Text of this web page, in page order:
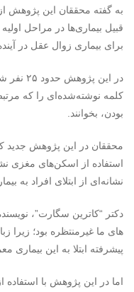
به گفته محققان این پژوهش
قبیل بیماری‌ها در مراحل
برای بیماری زوال عقل در
در این
کلمه نوشته‌شده‌ای را که
بودن، بخوانند.
استفاده از اسکن‌های مغزی
نشانه‌ای از ابتلای افراد به
دکتر “کاترین سگارت”،
های ما غیرمنتظره بود؛ زیرا
پیشرفته ابتلا به این بیماری
اما در این پژوهش با استفاده